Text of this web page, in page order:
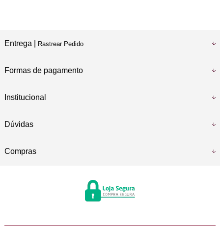
Entrega | Rastrear Pedido
Formas de pagamento
Institucional
Dúvidas
Compras